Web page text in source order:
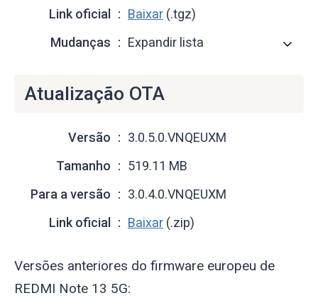
Link oficial
Baixar (.tgz)
Mudanças
Expandir lista
Atualização OTA
Versão
3.0.5.0.VNQEUXM
Tamanho
519.11 MB
Para a versão
3.0.4.0.VNQEUXM
Link oficial
Baixar (.zip)
Versões anteriores do firmware europeu de
REDMI Note 13 5G: